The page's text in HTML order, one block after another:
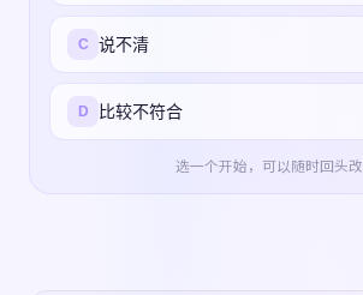
C 说不清
D 比较不符合
选一个开始，可以随时回头改